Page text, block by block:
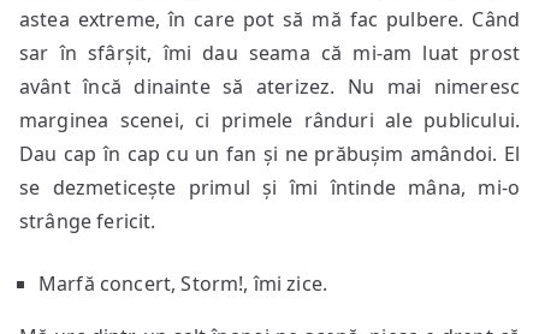
astea extreme, în care pot să mă fac pulbere. Când
sar în sfârșit, îmi dau seama că mi-am luat prost
avânt încă dinainte să aterizez. Nu mai nimeresc
marginea scenei, ci primele rânduri ale publicului.
Dau cap în cap cu un fan și ne prăbușim amândoi. El
se dezmeticește primul și îmi întinde mâna, mi-o
strânge fericit.
Marfă concert, Storm!, îmi zice.